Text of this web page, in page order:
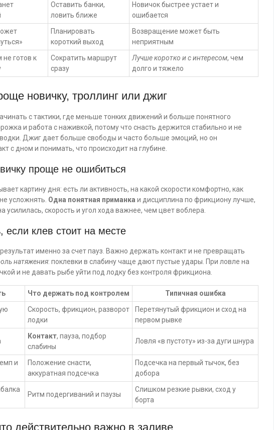
Оставить банки,
ловить ближе
Новичок быстрее устает и
ошибается
Планировать
короткий выход
Возвращение может быть
неприятным
не готов к
Сократить маршрут
сразу
Лучше коротко и с интересом, чем
долго и тяжело
новичку, троллинг или джиг
с тактики, где меньше тонких движений и больше понятного
и работа с наживкой, потому что снасть держится стабильно и не
Джиг дает больше свободы и часто больше эмоций, но он
с дном и понимать, что происходит на глубине.
проще не ошибиться
картину дня: есть ли активность, на какой скорости комфортно, как
усложнять. Одна понятная приманка и дисциплина по фрикциону лучше,
усилилась, скорость и угол хода важнее, чем цвет воблера.
если клев стоит на месте
именно за счет пауз. Важно держать контакт и не превращать
натяжения: поклевки в слабину чаще дают пустые удары. При ловле на
и не давать рыбе уйти под лодку без контроля фрикциона.
Что держать под контролем Типичная ошибка
Скорость, фрикцион, разворот
лодки
Перетянутый фрикцион и сход на
первом рывке
Контакт, пауза, подбор
слабины
Ловля «в пустоту» из-за дуги шнура
и
Положение снасти,
аккуратная подсечка
Подсечка на первый тычок, без
добора
Ритм подергиваний и паузы
Слишком резкие рывки, сход у
борта
действительно важно в заливе